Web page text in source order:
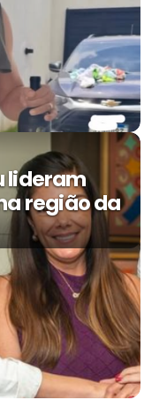
lideram
região da